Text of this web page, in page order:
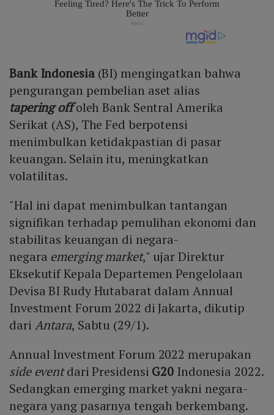
Bank Indonesia(BI) mengingatkan bahwa
pengurangan pembelian aset alias
tapering offoleh Bank Sentral Amerika
Serikat (AS), The Fed berpotensi
menimbulkan ketidakpastian di pasar
keuangan. Selain itu, meningkatkan
volatilitas.
"Hal ini dapat menimbulkan tantangan
signifikan terhadap pemulihan ekonomi dan
stabilitas keuangan di negara-
negara emerging market," ujar Direktur
Eksekutif Kepala Departemen Pengelolaan
Devisa BI Rudy Hutabarat dalam Annual
Investment Forum 2022 di Jakarta, dikutip
dari Antara, Sabtu (29/1).
Annual Investment Forum 2022 merupakan
side eventdari Presidensi G20 Indonesia 2022.
Sedangkan emerging market yakni negara-
negara yang pasarnya tengah berkembang.